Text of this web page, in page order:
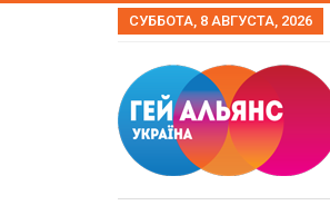
СУББОТА, 8 АВГУСТА, 2026